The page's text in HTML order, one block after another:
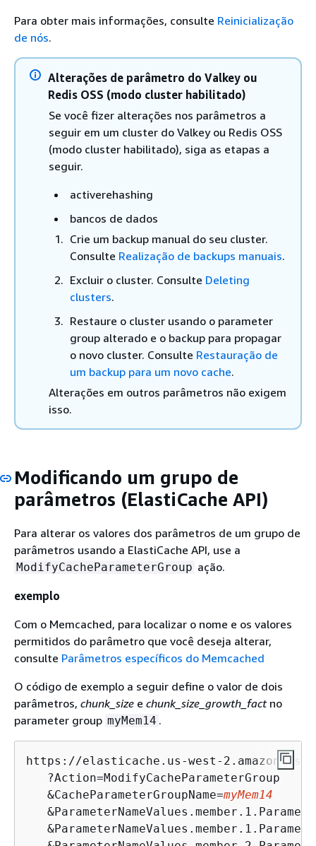
Para obter mais informações, consulte Reinicialização
de nós.
Alterações de parâmetro do Valkey ou
Redis OSS (modo cluster habilitado)
Se você fizer alterações nos parâmetros a
seguir em um cluster do Valkey ou Redis OSS
(modo cluster habilitado), siga as etapas a
seguir.
activerehashing
bancos de dados
Crie um backup manual do seu cluster.
Consulte Realização de backups manuais.
Excluir o cluster. Consulte Deleting
clusters.
Restaure o cluster usando o parameter
group alterado e o backup para propagar
o novo cluster. Consulte Restauração de
um backup para um novo cache.
Alterações em outros parâmetros não exigem
isso.
Modificando um grupo de
parâmetros (ElastiCache API)
Para alterar os valores dos parâmetros de um grupo de
parâmetros usando a ElastiCache API, use a
ModifyCacheParameterGroup ação.
exemplo
Com o Memcached, para localizar o nome e os valores
permitidos do parâmetro que você deseja alterar,
consulte Parâmetros específicos do Memcached
O código de exemplo a seguir define o valor de dois
parâmetros, chunk_size e chunk_size_growth_factno
parameter group myMem14 .
https://elasticache.us-west-
   ?Action=ModifyCacheParameterGroup
   &CacheParameterGroupName=
myMem14